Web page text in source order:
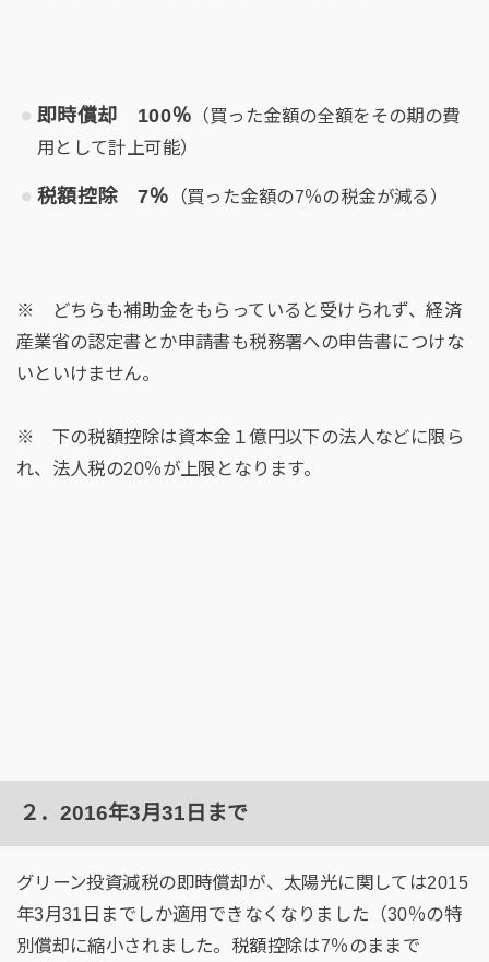
即時償却 100％ （買った金額の全額をその期の費
用として計上可能）
税額控除 7％ （買った金額の7％の税金が減る）
※ どちらも補助金をもらっていると受けられず、経済
産業省の認定書とか申請書も税務署への申告書につけな
いといけません。
※ 下の税額控除は資本金１億円以下の法人などに限ら
れ、法人税の20％が上限となります。
２．2016年3月31日まで
グリーン投資減税の即時償却が、太陽光に関しては2015
年3月31日までしか適用できなくなりました（30％の特
別償却に縮小されました。税額控除は7％のままで